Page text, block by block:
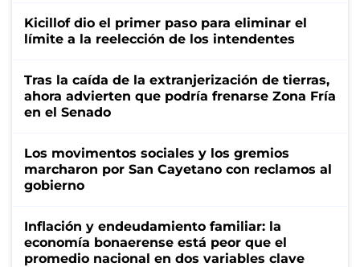
Kicillof dio el primer paso para eliminar el
límite a la reelección de los intendentes
Tras la caída de la extranjerización de tierras,
ahora advierten que podría frenarse Zona Fría
en el Senado
Los movimentos sociales y los gremios
marcharon por San Cayetano con reclamos al
gobierno
Inflación y endeudamiento familiar: la
economía bonaerense está peor que el
promedio nacional en dos variables clave